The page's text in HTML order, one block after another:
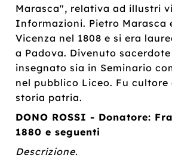
Marasca", relativa ad illustri
Informazioni. Pietro Marasca
Vicenza nel 1808 e si era
a Padova. Divenuto
insegnato sia in Seminario
nel pubblico Liceo. Fu
storia patria.
DONO ROSSI - Donatore:
1880 e seguenti
Descrizione.